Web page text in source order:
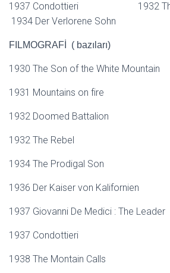
1937 Condottieri 1932
1934 Der Verlorene Sohn
FILMOGRAFİ ( bazıları)
1930 The Son of the White Mountain
1931 Mountains on fire
1932 Doomed Battalion
1932 The Rebel
1934 The Prodigal Son
1936 Der Kaiser von Kalifornien
1937 Giovanni De Medici : The Leader
1937 Condottieri
1938 The Montain Calls